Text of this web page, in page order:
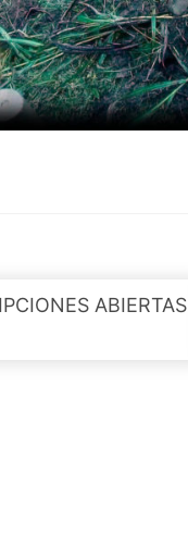
ABIERTAS